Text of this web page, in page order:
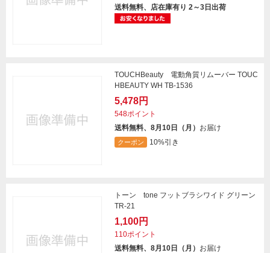
送料無料、店在庫有り 2～3日出荷
TOUCHBeauty 電動角質リムーバー TOUC
HBEAUTY WH TB-1536
5,478円
548ポイント
送料無料、8月10日（月） お届け
クーポン 10%引き
トーン tone フットブラシワイド グリーン
TR-21
1,100円
110ポイント
送料無料、8月10日（月） お届け